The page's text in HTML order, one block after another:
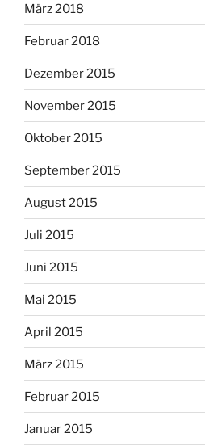
März 2018
Februar 2018
Dezember 2015
November 2015
Oktober 2015
September 2015
August 2015
Juli 2015
Juni 2015
Mai 2015
April 2015
März 2015
Februar 2015
Januar 2015